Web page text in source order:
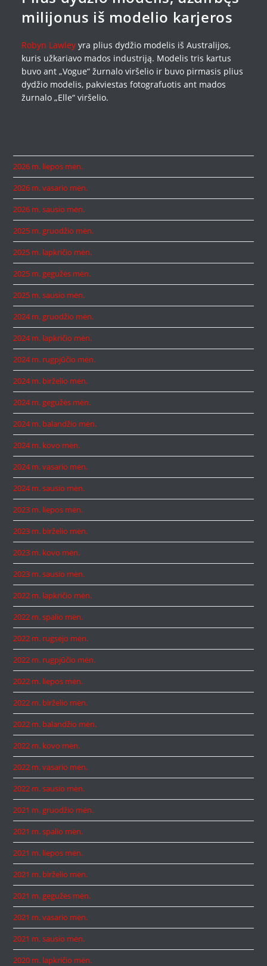
milijonus iš modelio karjeros
Robyn Lawleyyra plius dydžio modelis iš Australijos,
kuris užkariavo mados industriją. Modelis tris kartus
buvo ant „Vogue“ žurnalo viršelio ir buvo pirmasis plius
dydžio modelis, pakviestas fotografuotis ant mados
žurnalo „Elle“ viršelio.
2026 m. liepos mėn.
2026 m. vasario mėn.
2026 m. sausio mėn.
2025 m. gruodžio mėn.
2025 m. lapkričio mėn.
2025 m. gegužės mėn.
2025 m. sausio mėn.
2024 m. gruodžio mėn.
2024 m. lapkričio mėn.
2024 m. rugpjūčio mėn.
2024 m. birželio mėn.
2024 m. gegužės mėn.
2024 m. balandžio mėn.
2024 m. kovo mėn.
2024 m. vasario mėn.
2024 m. sausio mėn.
2023 m. liepos mėn.
2023 m. birželio mėn.
2023 m. kovo mėn.
2023 m. sausio mėn.
2022 m. lapkričio mėn.
2022 m. spalio mėn.
2022 m. rugsėjo mėn.
2022 m. rugpjūčio mėn.
2022 m. liepos mėn.
2022 m. birželio mėn.
2022 m. balandžio mėn.
2022 m. kovo mėn.
2022 m. vasario mėn.
2022 m. sausio mėn.
2021 m. gruodžio mėn.
2021 m. spalio mėn.
2021 m. liepos mėn.
2021 m. birželio mėn.
2021 m. gegužės mėn.
2021 m. vasario mėn.
2021 m. sausio mėn.
2020 m. lapkričio mėn.